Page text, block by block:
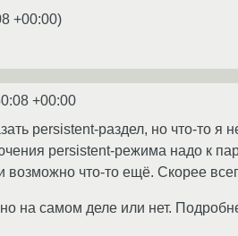
+00:00)
+00:00
persistent-раздел, но что-то я
persistent-режима надо к
возможно что-то ещё. Скорее
на самом деле или нет.